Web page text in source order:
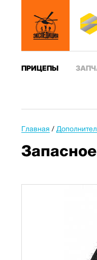
ПРИЦЕПЫ
Главная /